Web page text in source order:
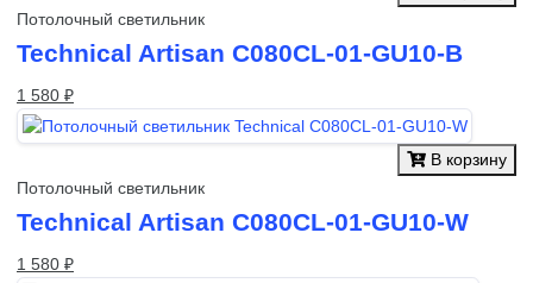
Потолочный светильник
Technical Artisan C080CL-01-GU10-B
1 580 ₽
В корзину
Потолочный светильник
Technical Artisan C080CL-01-GU10-W
1 580 ₽